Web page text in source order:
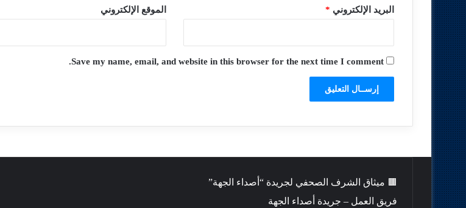
البريد الإلكتروني * الموقع الإلكتروني
Save my name, email, and website in this browser for the next time I comment.
🟫 ميثاق الشرف الصحفي لجريدة “أصداء الجهة”
فريق العمل – جريدة أصداء الجهة